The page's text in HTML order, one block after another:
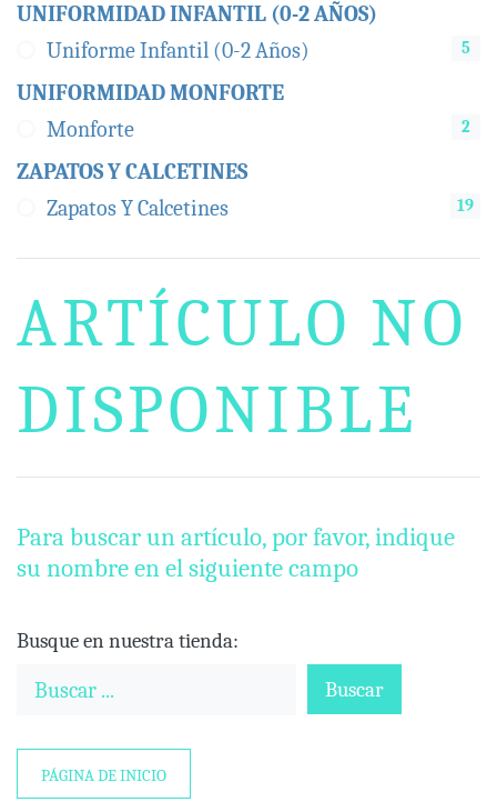
UNIFORMIDAD INFANTIL (0-2 AÑOS)
Uniforme Infantil (0-2 Años)
5
UNIFORMIDAD MONFORTE
Monforte
2
ZAPATOS Y CALCETINES
Zapatos Y Calcetines
19
ARTÍCULO NO
DISPONIBLE
Para buscar un artículo, por favor, indique
su nombre en el siguiente campo
Busque en nuestra tienda:
Buscar
PÁGINA DE INICIO